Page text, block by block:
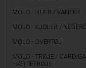
MOLO - HUER / VANTER
MOLO - KJOLER /
MOLO - OVERTØJ
MOLO - TRØJE /
HÆTTETRØJE